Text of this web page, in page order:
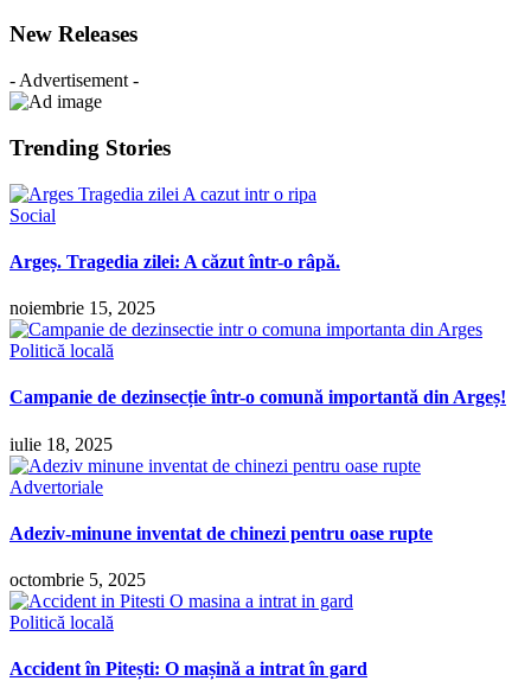
New Releases
- Advertisement -
Trending Stories
Social
Argeș. Tragedia zilei: A căzut într-o râpă.
noiembrie 15, 2025
Politică locală
Campanie de dezinsecție într-o comună importantă din Argeș!
iulie 18, 2025
Advertoriale
Adeziv-minune inventat de chinezi pentru oase rupte
octombrie 5, 2025
Politică locală
Accident în Pitești: O mașină a intrat în gard